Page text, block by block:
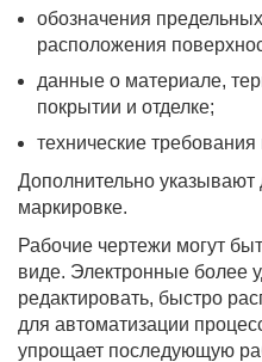
обозначения
расположения
данные о материале,
покрытии и отделке;
технические
Дополнительно
маркировке.
Рабочие чертежи могут
виде. Электронные более
редактировать, быстро
для автоматизации
упрощает последующую